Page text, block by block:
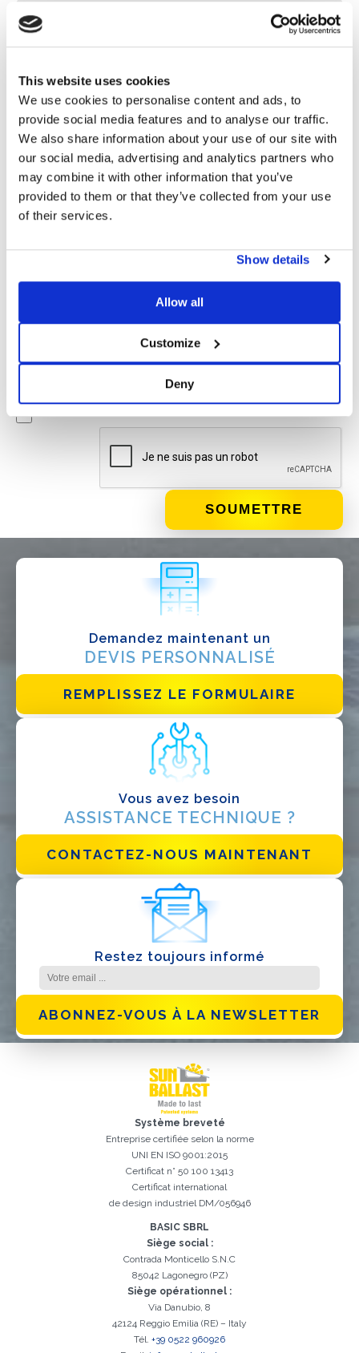
This website uses cookies
We use cookies to personalise content and ads, to
provide social media features and to analyse our traffic.
We also share information about your use of our site with
our social media, advertising and analytics partners who
may combine it with other information that you’ve
provided to them or that they’ve collected from your use
of their services.
Show details
Allow all
Customize
Deny
Politique de confidentialité*
aux dispositions de lapolitique de confidentialité
Basic S.B.R.L. par le biais de newsletters. Vous pouvez vous
situé dans le pied de page de l'e-mail.
Demandez maintenant un
DEVIS PERSONNALISÉ
REMPLISSEZ LE FORMULAIRE
Vous avez besoin
ASSISTANCE TECHNIQUE ?
CONTACTEZ-NOUS MAINTENANT
Restez toujours informé
ABONNEZ-VOUS À LA NEWSLETTER
Installateur
EPC
politique de confidentialité*
Inscription réussi. Vérifiez votre boîte e-mail pour procéder à
Système breveté
Entreprise certifiée selon la norme
UNI EN ISO 9001:2015
Certificat n° 50 100 13413
Certificat international
de design industriel DM/056946
BASIC SBRL
Siège social :
Contrada Monticello S.N.C
85042 Lagonegro (PZ)
Siège opérationnel :
Via Danubio, 8
42124 Reggio Emilia (RE) – Italy
Tél. +39 0522 960926